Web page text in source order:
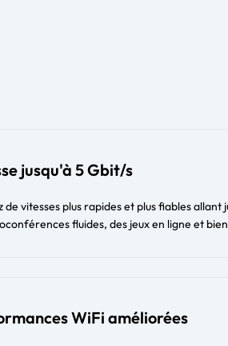
jusqu'à 5 Gbit/s
de vitesses plus rapides et plus fiables
fluides, des jeux en ligne et
WiFi améliorées